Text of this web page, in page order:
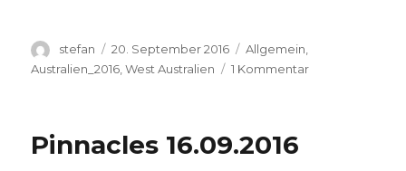
Autor
stefan
Veröffentlicht
am
20. September 2016 Kategorien
Allgemein,
Australien_2016 ,West Australien 1 Kommentarzu
Pinnacles 16.09.2016